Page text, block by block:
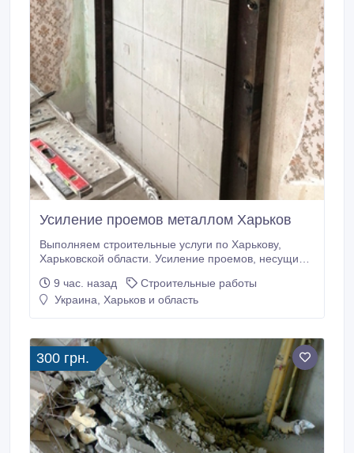
Усиление проемов металлом Харьков
Выполняем строительные услуги по Харькову,
Харьковской области. Усиление проемов, несущих
перекрытия. Сварочно монтажные работы. Закупка,
доставка металла для усиления проемов.
стен без пыли.
9 час. назад
Строительные работы
Украина, Харьков и область
300 грн.